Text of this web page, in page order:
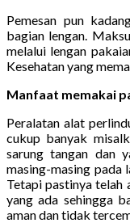
Pemesan pun
bagian lengan.
melalui lengan
Kesehatan yang
Manfaat memakai
Peralatan alat
cukup banyak
sarung tangan dan
masing-masing pada
Tetapi pastinya telah
yang ada sehingga
aman dan tidak